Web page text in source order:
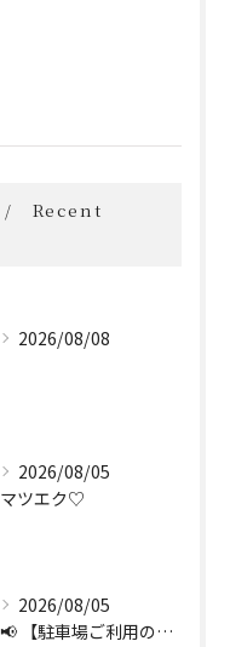
Recent
2026/08/08
2026/08/05
マツエク♡
2026/08/05
📢 【駐車場ご利用のお願い】 🚗